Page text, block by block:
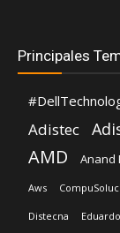
Principales
Adistec
AMD Anand
Aws
Distecna